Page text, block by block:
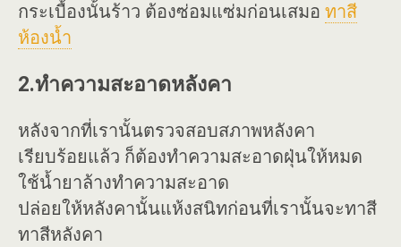
กระเบื้องนั้นร้าว ต้องซ่อมแซ่มก่อนเสมอ ทาสี
ห้องน้ำ
2.ทำความสะอาดหลังคา
หลังจากที่เรานั้นตรวจสอบสภาพหลังคา
เรียบร้อยแล้ว ก็ต้องทำความสะอาดฝุ่นให้หมด
ใช้น้ำยาล้างทำความสะอาด
ปล่อยให้หลังคานั้นแห้งสนิทก่อนที่เรานั้นจะทาสี
ทาสีหลังคา